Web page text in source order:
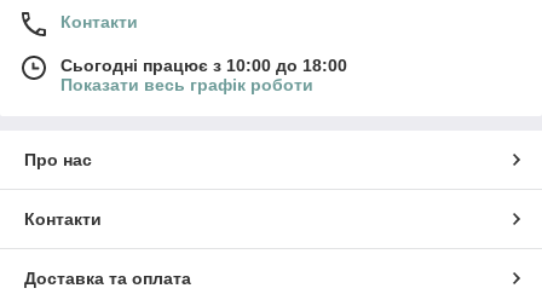
Контакти
Сьогодні працює з 10:00 до 18:00
Показати весь графік роботи
Про нас
Контакти
Доставка та оплата